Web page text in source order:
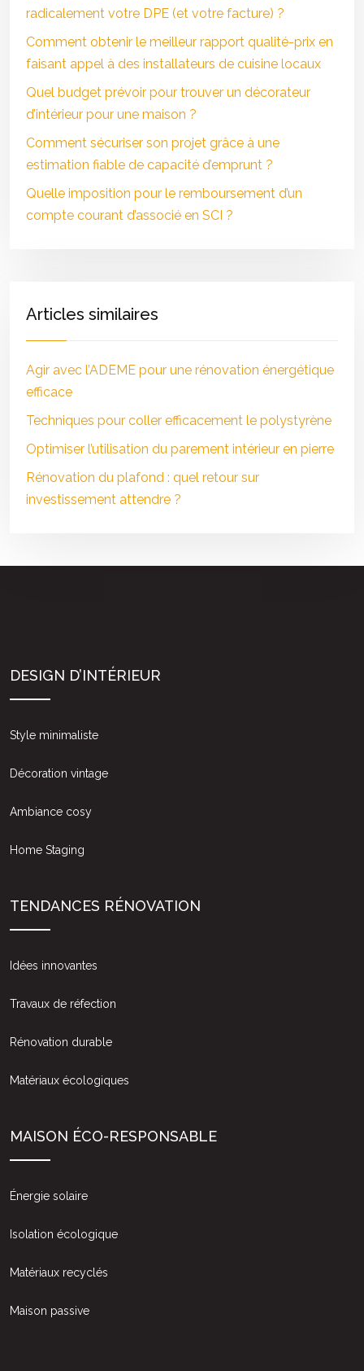
radicalement votre DPE (et votre facture) ?
Comment obtenir le meilleur rapport qualité-prix en
faisant appel à des installateurs de cuisine locaux
Quel budget prévoir pour trouver un décorateur
d’intérieur pour une maison ?
Comment sécuriser son projet grâce à une
estimation fiable de capacité d’emprunt ?
Quelle imposition pour le remboursement d’un
compte courant d’associé en SCI ?
Articles similaires
Agir avec l’ADEME pour une rénovation énergétique
efficace
Techniques pour coller efficacement le polystyrène
Optimiser l’utilisation du parement intérieur en pierre
Rénovation du plafond : quel retour sur
investissement attendre ?
DESIGN D’INTÉRIEUR
Style minimaliste
Décoration vintage
Ambiance cosy
Home Staging
TENDANCES RÉNOVATION
Idées innovantes
Travaux de réfection
Rénovation durable
Matériaux écologiques
MAISON ÉCO-RESPONSABLE
Énergie solaire
Isolation écologique
Matériaux recyclés
Maison passive